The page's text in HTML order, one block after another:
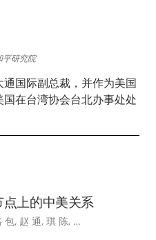
平研究院
国际副总裁，并作为美国
在台湾协会台北办事处处
上的中美关系
包, 赵 通, 琪 陈, …